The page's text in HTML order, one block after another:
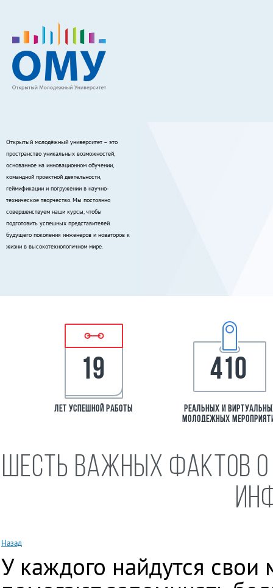
Открытый молодёжный университет – это
пространство уникальных возможностей,
основанное на инновационном обучении,
командной проектной деятельности,
геймификации и погружении в научно-
техническое творчество. Мы постоянно
совершенствуем наши курсы, чтобы
подготовить успешных представителей
будущего поколения инженеров и новаторов к
жизни в высокотехнологичном мире.
19
лет успешной работы
410
Реальных и
молодежных
Шесть важных фактов
Назад
У каждого найдутся свои